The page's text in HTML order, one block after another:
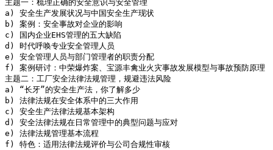
主题一：梳理正确的安全意识与安全管理
a) 安全生产发展状况与中国安全生产现状
b) 案例：安全事故对企业的影响
c) 国内企业EHS管理的五大缺陷
d) 时代呼唤专业安全管理人员
e) 安全管理人员与部门管理者的职责分配
f) 案例研讨：中荣爆炸案、宝源丰禽业火灾事故发展模型与事故预防原理
主题二：工厂安全法律法规管理，规避违法风险
a) “长牙”的安全生产法，你了解多少
b) 法律法规在安全体系中的三大作用
c) 安全生产法律法规基本架构
d) 安全法律法规在日常管理中的典型问题与应对
e) 法律法规管理基本流程
f) 特色：适用法律法规评价与公司合规性审核